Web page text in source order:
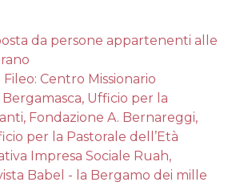
da persone appartenenti alle
Centro Missionario
Bergamasca, Ufficio per la
Fondazione A. Bernareggi,
per la Pastorale dell’Età
Impresa Sociale Ruah,
Babel - la Bergamo dei mille